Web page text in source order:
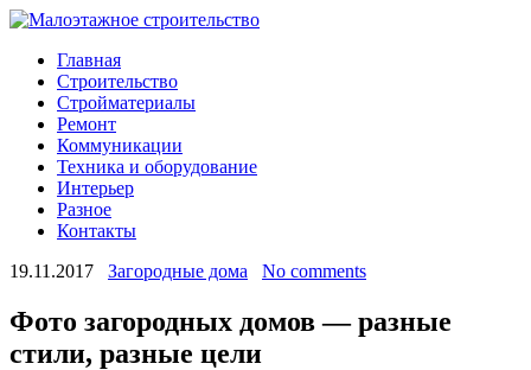
Главная
Строительство
Стройматериалы
Ремонт
Коммуникации
Техника и оборудование
Интерьер
Разное
Контакты
19.11.2017
Загородные дома No comments
Фото загородных домов — разные
стили, разные цели